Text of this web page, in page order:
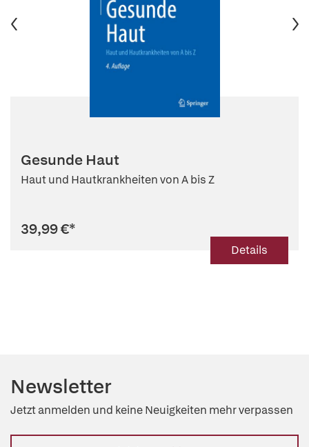
Gesunde Haut
Haut und Hautkrankheiten von A bis Z
39,99 €*
Details
Newsletter
Jetzt anmelden und keine Neuigkeiten mehr verpassen